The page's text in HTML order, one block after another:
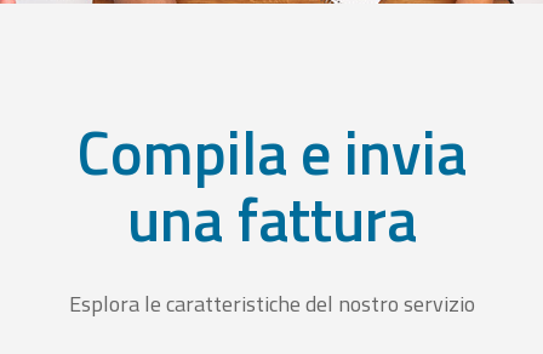
Compila e invia
una fattura
Esplora le caratteristiche del nostro servizio